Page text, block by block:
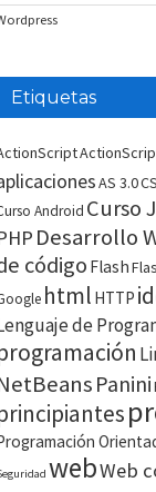
Etiquetas
AS 3.0
Android Curso
Desarrollo
código Flash
html HTTP
de
Panini
webWeb